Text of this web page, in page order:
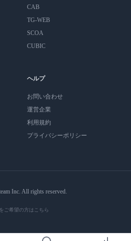
CAB
TG-WEB
SCOA
CUBIC
ヘルプ
お問い合わせ
運営企業
利用規約
プライバシーポリシー
Inc. All rights reserved.
ご希望の方はこちら